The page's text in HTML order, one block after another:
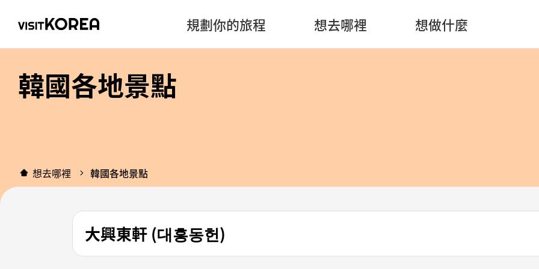
規劃你的旅程 想去哪裡 想做什麼
韓國各地景點
想去哪裡 韓國各地景點
大興東軒 (대흥동헌)